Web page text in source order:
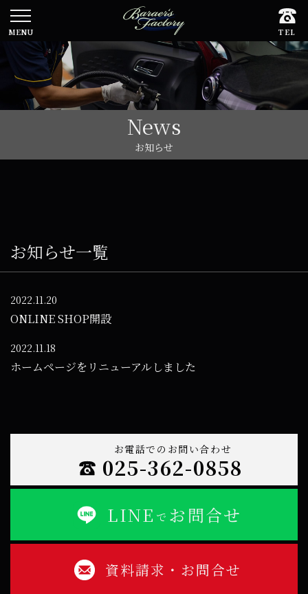
お知らせ
お知らせ一覧
2022.11.20
ONLINE SHOP開設
2022.11.18
ホームページをリニューアルしました
お電話でのお問い合わせ
025-362-0858
LINE で お問合せ
資料請求・お問合せ